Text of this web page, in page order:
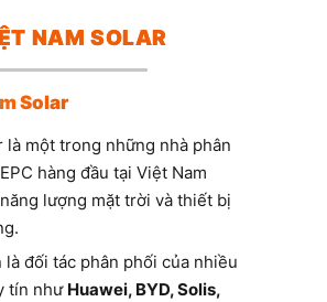
NAM SOLAR
Solar
là một trong những nhà phân
hàng đầu tại Việt Nam
lượng mặt trời và thiết bị
đối tác phân phối của nhiều
tín như Huawei, BYD, Solis,